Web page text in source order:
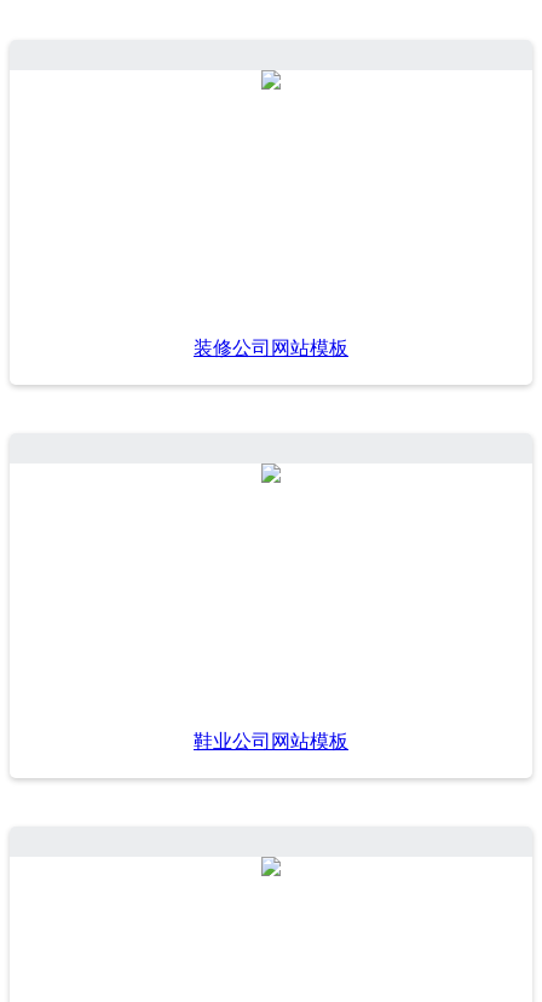
装修公司网站模板
鞋业公司网站模板